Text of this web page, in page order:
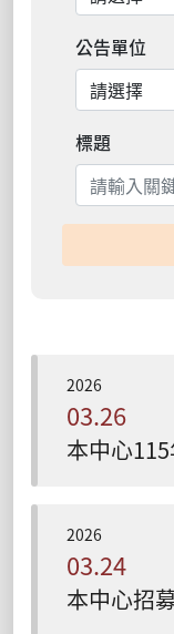
公告單位
標題
搜尋
2026
03.26
2026
03.24